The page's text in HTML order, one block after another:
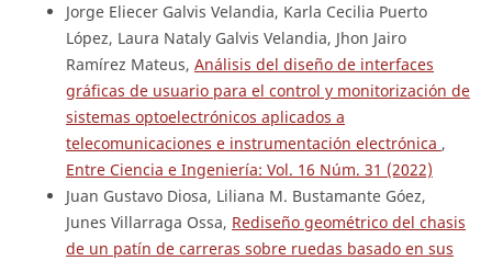
Jorge Eliecer Galvis Velandia, Karla Cecilia Puerto
López, Laura Nataly Galvis Velandia, Jhon Jairo
Ramírez Mateus, Análisis del diseño de interfaces
gráficas de usuario para el control y monitorización de
sistemas optoelectrónicos aplicados a
telecomunicaciones e instrumentación electrónica ,
Entre Ciencia e Ingeniería: Vol. 16 Núm. 31 (2022)
Juan Gustavo Diosa, Liliana M. Bustamante Góez,
Junes Villarraga Ossa, Rediseño geométrico del chasis
de un patín de carreras sobre ruedas basado en sus